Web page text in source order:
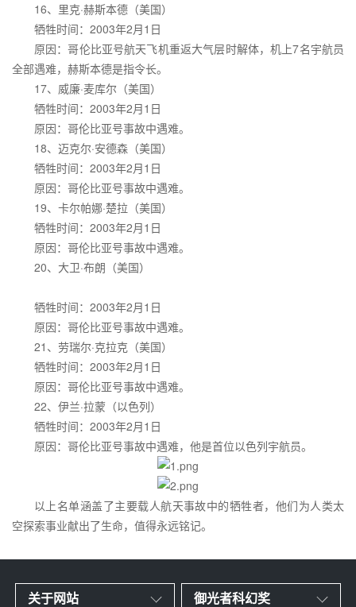
16、里克·赫斯本德（美国）
牺牲时间：2003年2月1日
原因：哥伦比亚号航天飞机重返大气层时解体，机上7名宇航员
全部遇难，赫斯本德是指令长。
17、威廉·麦库尔（美国）
牺牲时间：2003年2月1日
原因：哥伦比亚号事故中遇难。
18、迈克尔·安德森（美国）
牺牲时间：2003年2月1日
原因：哥伦比亚号事故中遇难。
19、卡尔帕娜·楚拉（美国）
牺牲时间：2003年2月1日
原因：哥伦比亚号事故中遇难。
20、大卫·布朗（美国）
牺牲时间：2003年2月1日
原因：哥伦比亚号事故中遇难。
21、劳瑞尔·克拉克（美国）
牺牲时间：2003年2月1日
原因：哥伦比亚号事故中遇难。
22、伊兰·拉蒙（以色列）
牺牲时间：2003年2月1日
原因：哥伦比亚号事故中遇难，他是首位以色列宇航员。
以上名单涵盖了主要载人航天事故中的牺牲者，他们为人类太
空探索事业献出了生命，值得永远铭记。
关于网站 御光者科幻奖